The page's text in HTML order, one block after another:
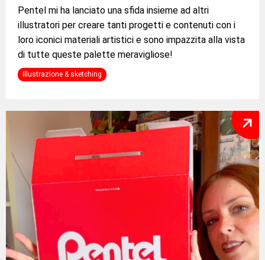
Pentel mi ha lanciato una sfida insieme ad altri
illustratori per creare tanti progetti e contenuti con i
loro iconici materiali artistici e sono impazzita alla vista
di tutte queste palette meravigliose!
Illustrazione & sketching